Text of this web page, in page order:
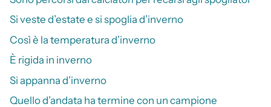
Si veste d’estate e si spoglia d’inverno
Così è la temperatura d’inverno
È rigida in inverno
Si appanna d’inverno
Quello d’andata ha termine con un campione